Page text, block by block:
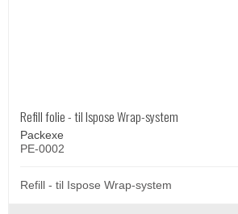
Refill folie - til Ispose Wrap-system
Packexe
PE-0002
Refill - til Ispose Wrap-system